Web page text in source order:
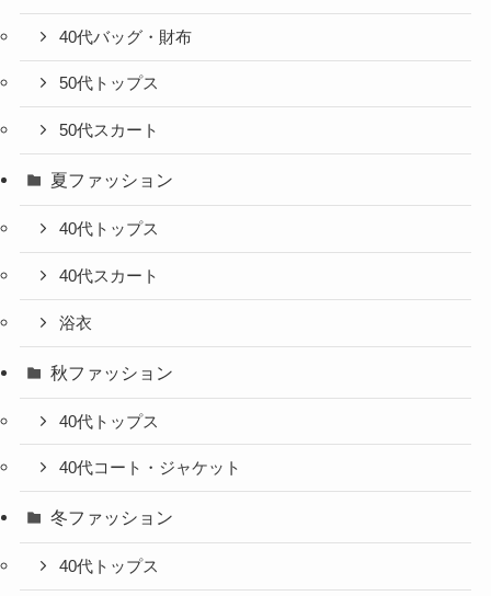
40代バッグ・財布
50代トップス
50代スカート
夏ファッション
40代トップス
40代スカート
浴衣
秋ファッション
40代トップス
40代コート・ジャケット
冬ファッション
40代トップス